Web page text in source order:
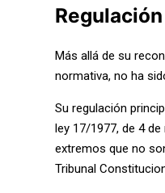
Regulación
Más allá de su
normativa, no ha
Su regulación
ley 17/1977, de 4
extremos que no
Tribunal